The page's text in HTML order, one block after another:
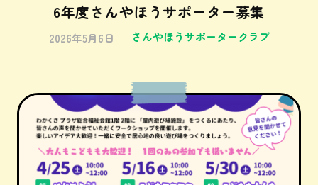
6年度さんやほうサポーター募集
2026年5月6日 さんやほうサポータークラブ